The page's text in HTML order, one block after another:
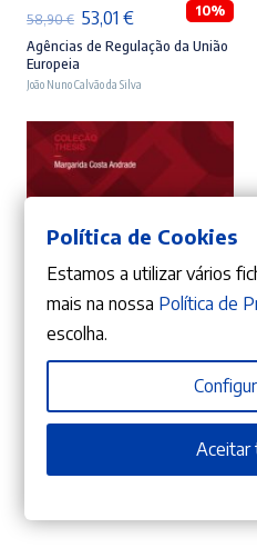
58,90€ O
preço
original
58,90 €.
53,01 €O
preço
atual
53,01 €.
10%
Agências de Regulação da União
Europeia
João Nuno Calvão da Silva
ADICIONAR
preço
era:
preço
é:
10%
Da Admissibilidade da Alienação
Política de Cookies
Estamos a utilizar vários
mais na nossa Política de
escolha.
Aceitar